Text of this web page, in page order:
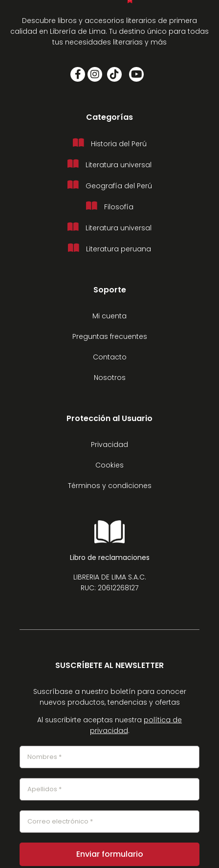
Descubre libros y accesorios literarios de primera
calidad en Librería de Lima. Tu destino único para todas
tus necesidades literarias y más
Categorías
Historia del Perú
Literatura universal
Geografía del Perú
Filosofía
Literatura universal
Literatura peruana
Soporte
Mi cuenta
Preguntas frecuentes
Contacto
Nosotros
Protección al Usuario
Privacidad
Cookies
Términos y condiciones
Libro de reclamaciones
LIBRERIA DE LIMA S.A.C.
RUC: 20612268127
SUSCRÍBETE AL NEWSLETTER
Suscríbase a nuestro boletín para conocer
nuevos productos, tendencias y ofertas
Al suscribirte aceptas nuestra política de
privacidad.